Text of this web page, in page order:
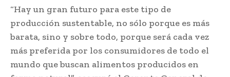
“Hay un gran futuro para este tipo de
producción sustentable, no sólo porque es más
barata, sino y sobre todo, porque será cada vez
más preferida por los consumidores de todo el
mundo que buscan alimentos producidos en